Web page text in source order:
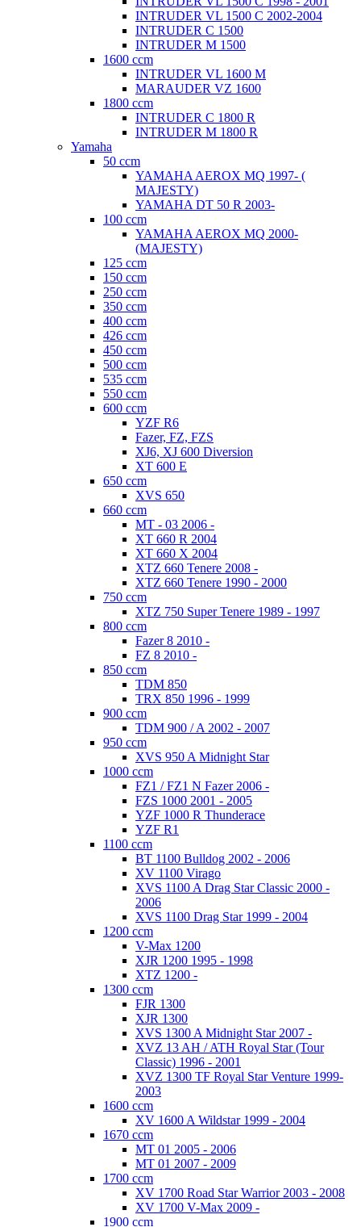
INTRUDER VL 1500 C 2002-2004
INTRUDER C 1500
INTRUDER M 1500
1600 ccm
INTRUDER VL 1600 M
MARAUDER VZ 1600
1800 ccm
INTRUDER C 1800 R
INTRUDER M 1800 R
Yamaha
50 ccm
YAMAHA AEROX MQ 1997- (
MAJESTY)
YAMAHA DT 50 R 2003-
100 ccm
YAMAHA AEROX MQ 2000-
(MAJESTY)
125 ccm
150 ccm
250 ccm
350 ccm
400 ccm
426 ccm
450 ccm
500 ccm
535 ccm
550 ccm
600 ccm
YZF R6
Fazer, FZ, FZS
XJ6, XJ 600 Diversion
XT 600 E
650 ccm
XVS 650
660 ccm
MT - 03 2006 -
XT 660 R 2004
XT 660 X 2004
XTZ 660 Tenere 2008 -
XTZ 660 Tenere 1990 - 2000
750 ccm
XTZ 750 Super Tenere 1989 - 1997
800 ccm
Fazer 8 2010 -
FZ 8 2010 -
850 ccm
TDM 850
TRX 850 1996 - 1999
900 ccm
TDM 900 / A 2002 - 2007
950 ccm
XVS 950 A Midnight Star
1000 ccm
FZ1 / FZ1 N Fazer 2006 -
FZS 1000 2001 - 2005
YZF 1000 R Thunderace
YZF R1
1100 ccm
BT 1100 Bulldog 2002 - 2006
XV 1100 Virago
XVS 1100 A Drag Star Classic 2000 -
2006
XVS 1100 Drag Star 1999 - 2004
1200 ccm
V-Max 1200
XJR 1200 1995 - 1998
XTZ 1200 -
1300 ccm
FJR 1300
XJR 1300
XVS 1300 A Midnight Star 2007 -
XVZ 13 AH / ATH Royal Star (Tour
Classic) 1996 - 2001
XVZ 1300 TF Royal Star Venture 1999-
2003
1600 ccm
XV 1600 A Wildstar 1999 - 2004
1670 ccm
MT 01 2005 - 2006
MT 01 2007 - 2009
1700 ccm
XV 1700 Road Star Warrior 2003 - 2008
XV 1700 V-Max 2009 -
1900 ccm